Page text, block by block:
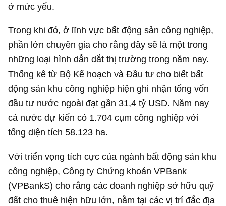
ở mức yếu.
Trong khi đó, ở lĩnh vực bất động sản công nghiệp,
phần lớn chuyên gia cho rằng đây sẽ là một trong
những loại hình dẫn dắt thị trường trong năm nay.
Thống kê từ Bộ Kế hoạch và Đầu tư cho biết bất
động sản khu công nghiệp hiện ghi nhận tổng vốn
đầu tư nước ngoài đạt gần 31,4 tỷ USD. Năm nay
cả nước dự kiến có 1.704 cụm công nghiệp với
tổng diện tích 58.123 ha.
Với triển vọng tích cực của ngành bất động sản khu
công nghiệp, Công ty Chứng khoán VPBank
(VPBankS) cho rằng các doanh nghiệp sở hữu quỹ
đất cho thuê hiện hữu lớn, nằm tại các vị trí đắc địa